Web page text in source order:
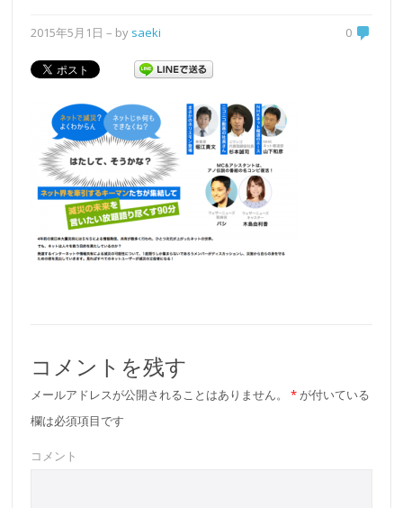
2015年5月1日 – by saeki 0
コメントを残す
メールアドレスが公開されることはありません。 * が付いている
欄は必須項目です
コメント